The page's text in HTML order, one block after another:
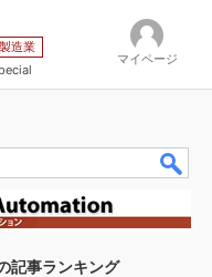
造業
マイページ
記事ランキング